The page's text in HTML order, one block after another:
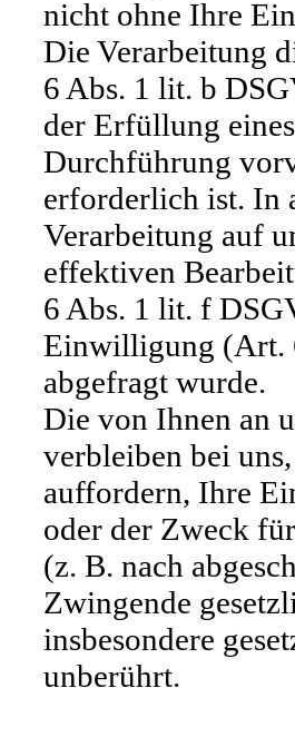
nicht ohne Ihre
Die Verarbeitung
6 Abs. 1 lit. b
der Erfüllung
Durchführung
erforderlich ist. In
Verarbeitung auf
effektiven
6 Abs. 1 lit. f
Einwilligung (Art.
abgefragt wurde.
Die von Ihnen an
verbleiben bei
auffordern, Ihre
oder der Zweck
(z. B. nach
Zwingende
insbesondere
unberührt.